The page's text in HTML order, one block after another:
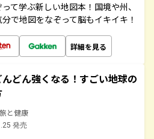
て学ぶ新しい地図本！国境や州、
で地図をなぞって脳もイキイキ！
詳細を見る
どん強くなる！すごい地球の
と健康
発売